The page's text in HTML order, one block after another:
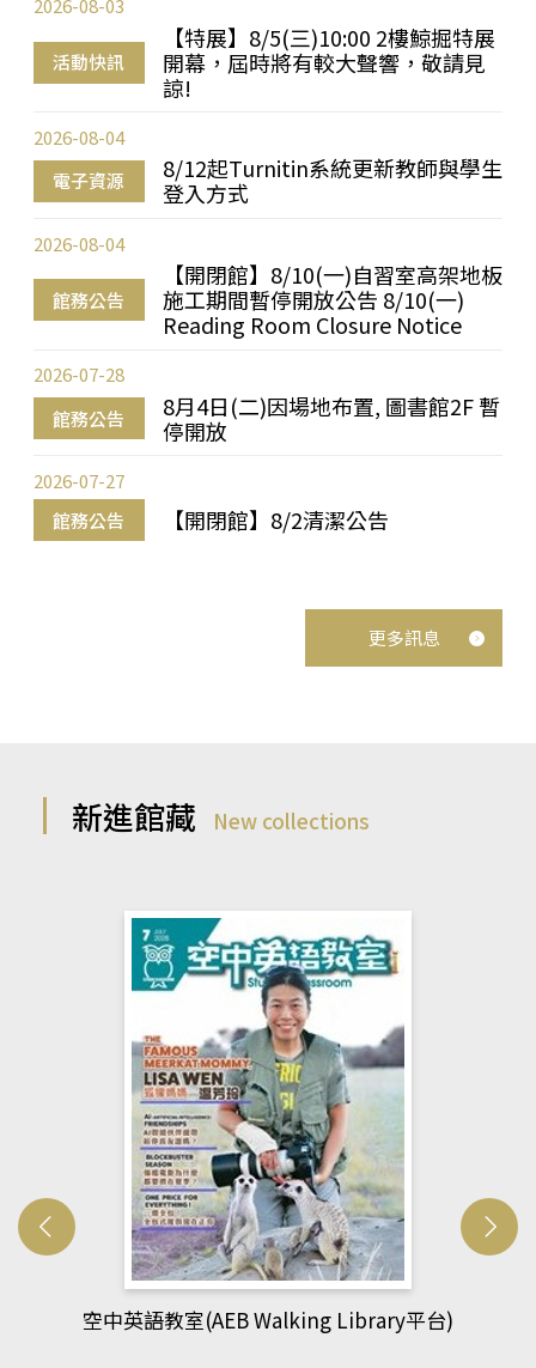
活動快訊
【特展】8/5(三)10:00 2樓鯨掘特展
開幕，屆時將有較大聲響，敬請見
諒!
2026-08-03
電子資源
8/12起Turnitin系統更新教師與學生
登入方式
2026-08-04
館務公告
【開閉館】8/10(一)自習室高架地板
施工期間暫停開放公告 8/10(一)
Reading Room Closure Notice
2026-08-04
館務公告
8月4日(二)因場地布置, 圖書館2F 暫
停開放
2026-07-28
館務公告 【開閉館】8/2清潔公告
2026-07-27
更多訊息
新進館藏 New collections
網管人(kono平台)